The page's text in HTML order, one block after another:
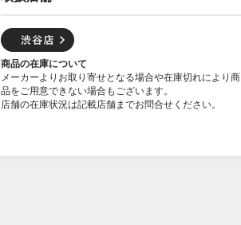
商品の在庫について
メーカーよりお取り寄せとなる場合や在庫切れにより商
品をご用意できない場合もございます。
店舗の在庫状況は記載店舗までお問合せください。